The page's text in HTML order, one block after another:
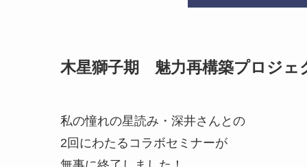
木星獅子期 魅力再構築プロジェ
私の憧れの星読み・深井さんとの
2回にわたるコラボセミナーが